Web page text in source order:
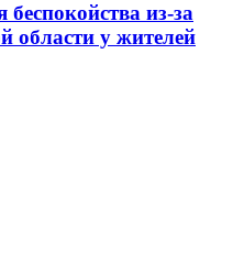
из-за
области у жителей